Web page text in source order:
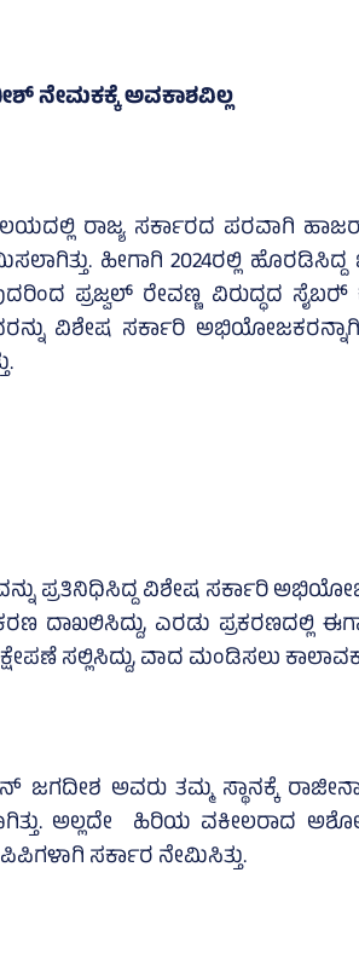
ನೇಮಕಕ್ಕೆ ಅವಕಾಶವಿಲ್ಲ
ರಾಜ್ಯ ಸರ್ಕಾರದ ಪರವಾಗಿ
ಹೀಗಾಗಿ 2024ರಲ್ಲಿ
ಪ್ರಜ್ವಲ್‌ ರೇವಣ್ಣ ವಿರುದ್ಧದ
ವಿಶೇಷ ಸರ್ಕಾರಿ
ಪ್ರತಿನಿಧಿಸಿದ್ದ ವಿಶೇಷ ಸರ್ಕಾರಿ
ದಾಖಲಿಸಿದ್ದು, ಎರಡು ಪ್ರಕರಣದಲ್ಲಿ
ಸಲ್ಲಿಸಿದ್ದು, ವಾದ ಮಂಡಿಸಲು
ಅವರು ತಮ್ಮ ಸ್ಥಾನಕ್ಕೆ
ಅಲ್ಲದೇ ಹಿರಿಯ ವಕೀಲರಾದ
ಸರ್ಕಾರ ನೇಮಿಸಿತ್ತು.